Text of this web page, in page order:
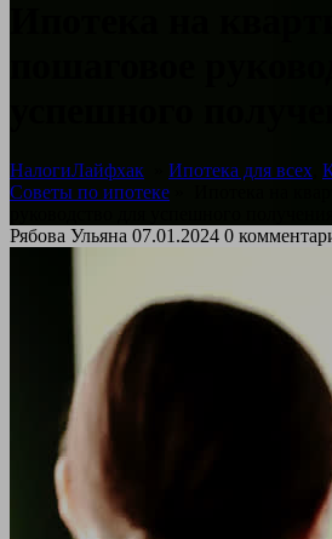
НалогиЛайфхак Ипотека для всех
Советы по ипотеке
Рябова Ульяна 07.01.2024 0